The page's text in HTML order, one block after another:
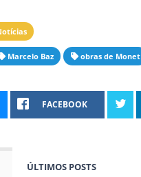
Marcelo Baz obras de Monet
FACEBOOK
ÚLTIMOS POSTS